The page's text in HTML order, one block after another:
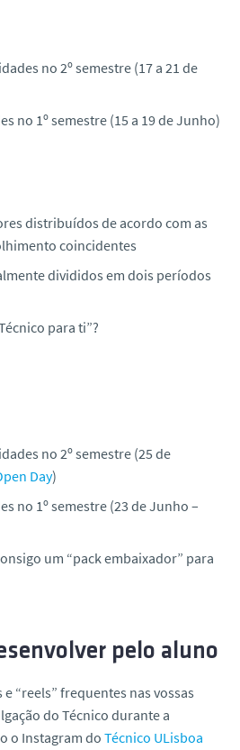
no 2º semestre (17 a 21 de
no 1º semestre (15 a 19 de Junho)
distribuídos de acordo com as
coincidentes
divididos em dois períodos
para ti”?
no 2º semestre (25 de
Day)
no 1º semestre (23 de Junho –
um “pack embaixador” para
pelo aluno
“reels” frequentes nas vossas
do Técnico durante a
o Instagram do Técnico ULisboa